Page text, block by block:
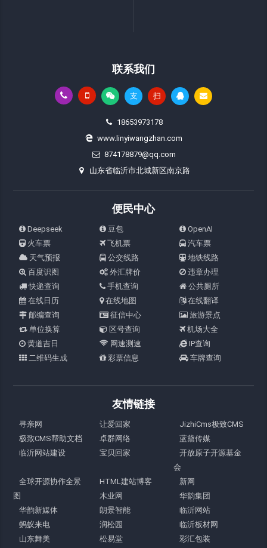
联系我们
支 扫
18653973178
www.linyiwangzhan.com
874178879@qq.com
山东省临沂市北城新区南京路
便民中心
Deepseek 豆包
OpenAI
火车票
飞机票
汽车票
天气预报
公交线路
地铁线路
百度识图
外汇牌价
违章办理
快递查询
手机查询
公共厕所
在线日历
在线地图
在线翻译
邮编查询
征信中心
旅游景点
单位换算
区号查询
机场大全
黄道吉日
网速测速
IP查询
二维码生成
彩票信息 车牌查询
友情链接
寻亲网 让爱回家
JizhiCms极致CMS
极致CMS帮助文档
卓群网络
蓝黛传媒
临沂网站建设
宝贝回家
开放原子开源基金
会
全球开源协作全景
图
HTML建站博客
新网
木业网
华韵集团
华韵新媒体
朗景智能
临沂网站
蚂蚁来电
润松园
临沂板材网
山东舞美
松易堂
彩汇包装